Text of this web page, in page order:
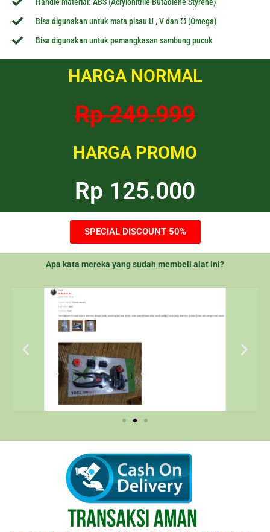
Bisa digunakan untuk mata pisau U , V dan Ʊ (Omega)
Bisa digunakan untuk pemangkasan sambung pucuk
HARGA NORMAL
Rp 249.999
HARGA PROMO
Rp 125.000
SPECIAL DISCOUNT 50%
Apa kata mereka yang sudah membeli alat ini?